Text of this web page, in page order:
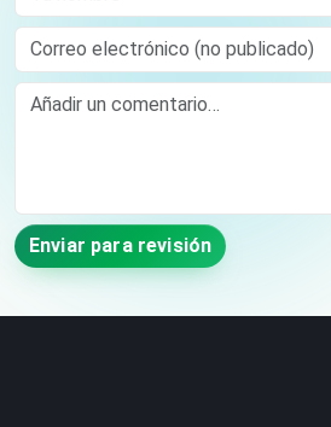
Correo electrónico (no publicado)
Comment
Enviar para revisión